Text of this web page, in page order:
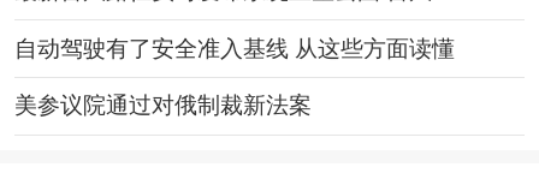
自动驾驶有了安全准入基线 从这些方面读懂
美参议院通过对俄制裁新法案